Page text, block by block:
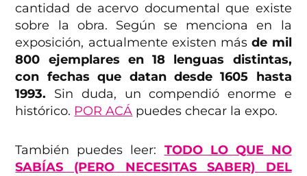
cantidad de acervo documental que existe
sobre la obra. Según se menciona en la
exposición, actualmente existen másde mil
800 ejemplares en 18 lenguas distintas,
con fechas que datan desde 1605 hasta
1993. Sin duda, un compendió enorme e
histórico. POR ACÁ puedes checar la expo.
También puedes leer: TODO LO QUE NO
SABÍAS (PERO NECESITAS SABER) DEL